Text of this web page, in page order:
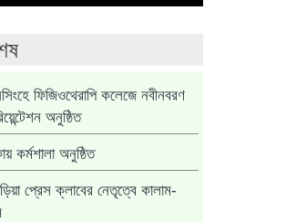
ফিজিওথেরাপি কলেজে নবীনবরণ
অনুষ্ঠিত
কর্মশালা অনুষ্ঠিত
প্রেস ক্লাবের নেতৃত্বে কালাম-